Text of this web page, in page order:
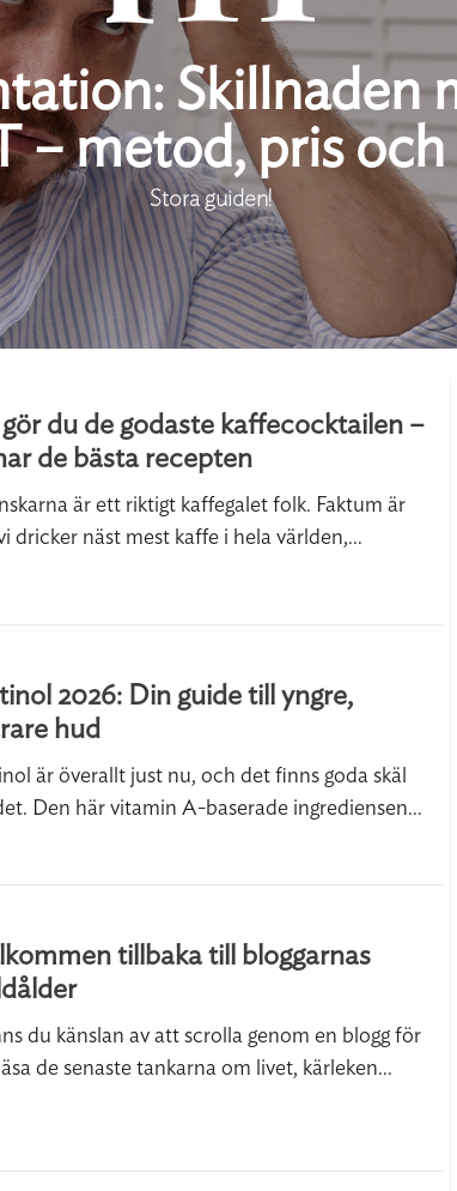
Skillnaden
– metod, pris
Stora guiden!
gör du de godaste kaffecocktailen –
de bästa recepten
är ett riktigt kaffegalet folk. Faktum är
dricker näst mest kaffe i hela världen,...
2026: Din guide till yngre,
hud
är överallt just nu, och det finns goda skäl
Den här vitamin A-baserade ingrediensen...
tillbaka till bloggarnas
du känslan av att scrolla genom en blogg för
de senaste tankarna om livet, kärleken...